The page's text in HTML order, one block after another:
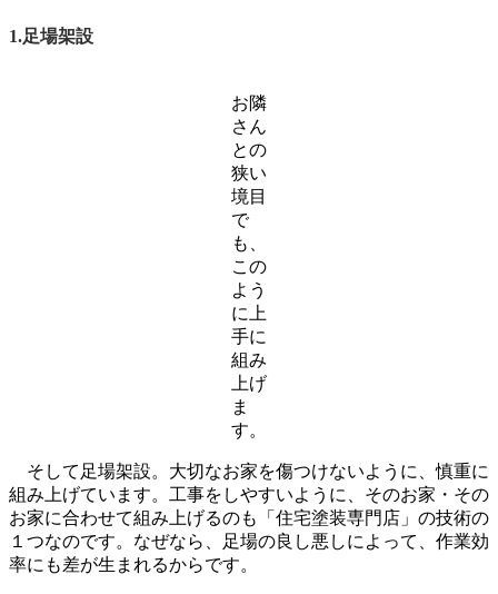
1.足場架設
お隣
さん
との
狭い
境目
で
も、
この
よう
に上
手に
組み
上げ
ま
す。
そして足場架設。大切なお家を傷つけないように、慎重に
組み上げています。工事をしやすいように、そのお家・その
お家に合わせて組み上げるのも「住宅塗装専門店」の技術の
１つなのです。なぜなら、足場の良し悪しによって、作業効
率にも差が生まれるからです。